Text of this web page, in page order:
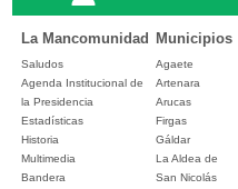
La Mancomunidad Municipios
Saludos
Agenda Institucional de
la Presidencia
Estadísticas
Historia
Multimedia
Bandera
Agaete
Artenara
Arucas
Firgas
Gáldar
La Aldea de
San Nicolás